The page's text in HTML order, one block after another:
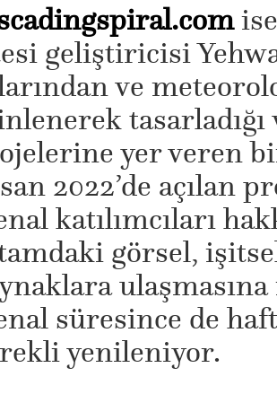
ise
geliştiricisi
ve
yer veren
2022’de açılan
katılımcıları
görsel, işitsel
süresince de
yenileniyor.